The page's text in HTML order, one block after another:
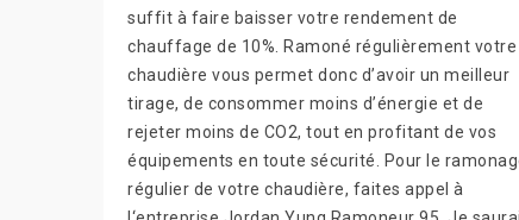
suffit à faire baisser votre rendement de
chauffage de 10%. Ramoné régulièrement votre
chaudière vous permet donc d’avoir un meilleur
tirage, de consommer moins d’énergie et de
rejeter moins de CO2, tout en profitant de vos
équipements en toute sécurité. Pour le
régulier de votre chaudière, faites appel à